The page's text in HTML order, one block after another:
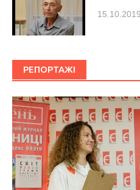
15.10.2019
РЕПОРТАЖІ